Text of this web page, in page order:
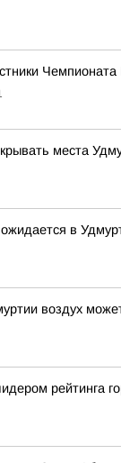
места
в
воздух
рейтинга